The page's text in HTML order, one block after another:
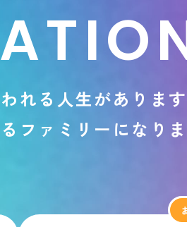
ATIO
われる 人生があ り ま す
る フ ァ ミ リ ー に な り ま